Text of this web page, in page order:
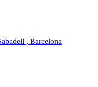
, Barcelona